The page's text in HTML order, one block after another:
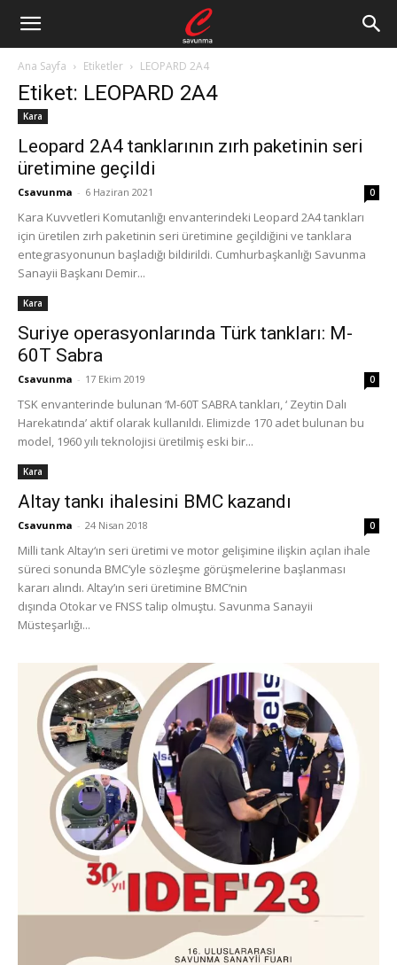
Ana Sayfa Etiketler LEOPARD 2A4
Etiket: LEOPARD 2A4
Kara
Leopard 2A4 tanklarının zırh paketinin seri
üretimine geçildi
Csavunma - 6 Haziran 2021 0
Kara Kuvvetleri Komutanlığı envanterindeki Leopard 2A4 tankları
için üretilen zırh paketinin seri üretimine geçildiğini ve tanklara
entegrasyonunun başladığı bildirildi. Cumhurbaşkanlığı Savunma
Sanayii Başkanı Demir...
Kara
Suriye operasyonlarında Türk tankları: M-
60T Sabra
Csavunma - 17 Ekim 2019 0
TSK envanterinde bulunan ‘M-60T SABRA tankları, ‘ Zeytin Dalı
Harekatında’ aktif olarak kullanıldı. Elimizde 170 adet bulunan bu
model, 1960 yılı teknolojisi üretilmiş eski bir...
Kara
Altay tankı ihalesini BMC kazandı
Csavunma - 24 Nisan 2018 0
Milli tank Altay‘ın seri üretimi ve motor gelişimine ilişkin açılan ihale
süreci sonunda BMC‘yle sözleşme görüşmelerine başlanması
kararı alındı. Altay’ın seri üretimine BMC‘nin
dışında Otokar ve FNSS talip olmuştu. Savunma Sanayii
Müsteşarlığı...